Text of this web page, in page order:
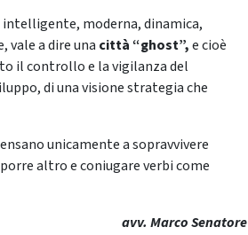
intelligente, moderna, dinamica,
vale a dire una città “ghost”,e cioè
il controllo e la vigilanza del
di una visione strategia che
unicamente a sopravvivere
altro e coniugare verbi come
avv. Marco Senatore